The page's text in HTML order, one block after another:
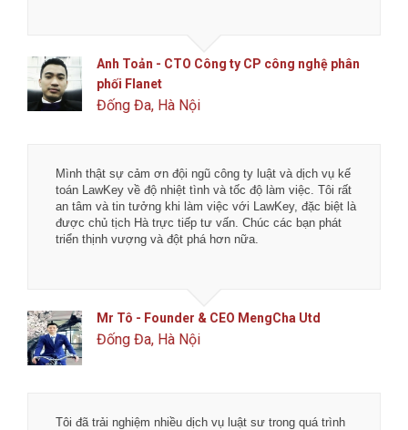
Anh Toản - CTO Công ty CP công nghệ phân
phối Flanet
Đống Đa, Hà Nội
Mình thật sự cảm ơn đội ngũ công ty luật và dịch vụ kế
toán LawKey về độ nhiệt tình và tốc độ làm việc. Tôi rất
an tâm và tin tưởng khi làm việc với LawKey, đặc biệt là
được chủ tịch Hà trực tiếp tư vấn. Chúc các bạn phát
triển thịnh vượng và đột phá hơn nữa.
Mr Tô - Founder & CEO MengCha Utd
Đống Đa, Hà Nội
Tôi đã trải nghiệm nhiều dịch vụ luật sư trong quá trình